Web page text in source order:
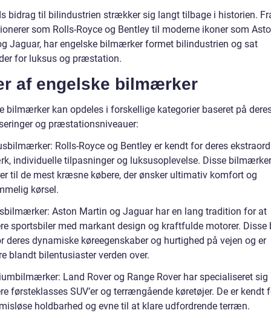
bidrag til bilindustrien strækker sig langt tilbage i historien.
som Rolls-Royce og Bentley til moderne ikoner som
Jaguar, har engelske bilmærker formet bilindustrien og sat
for luksus og præstation.
af engelske bilmærker
bilmærker kan opdeles i forskellige kategorier baseret på
og præstationsniveauer:
Rolls-Royce og Bentley er kendt for deres
individuelle tilpasninger og luksusoplevelse. Disse bilmærker
til de mest kræsne købere, der ønsker ultimativ komfort og
kørsel.
Aston Martin og Jaguar har en lang tradition for at
sportsbiler med markant design og kraftfulde motorer. Disse
deres dynamiske køreegenskaber og hurtighed på vejen og er
blandt bilentusiaster verden over.
Land Rover og Range Rover har specialiseret sig
førsteklasses SUV’er og terrængående køretøjer. De er kendt
holdbarhed og evne til at klare udfordrende terræn.